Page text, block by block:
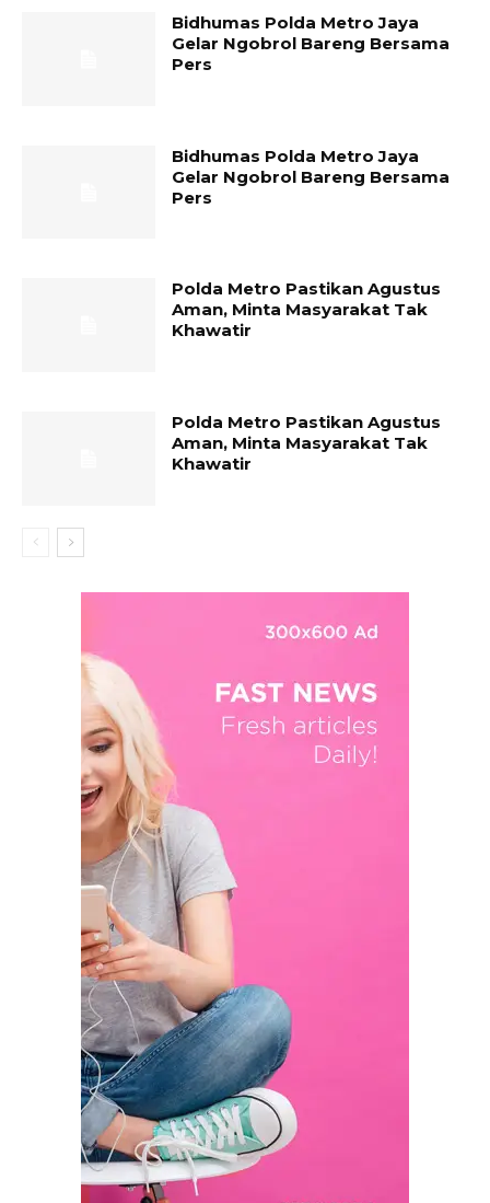
Bidhumas Polda Metro Jaya
Gelar Ngobrol Bareng Bersama
Pers
Bidhumas Polda Metro Jaya
Gelar Ngobrol Bareng Bersama
Pers
Polda Metro Pastikan Agustus
Aman, Minta Masyarakat Tak
Khawatir
Polda Metro Pastikan Agustus
Aman, Minta Masyarakat Tak
Khawatir